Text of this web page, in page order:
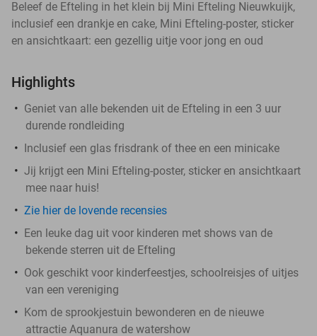
Beleef de Efteling in het klein bij Mini Efteling Nieuwkuijk,
inclusief een drankje en cake, Mini Efteling-poster, sticker
en ansichtkaart: een gezellig uitje voor jong en oud
Highlights
Geniet van alle bekenden uit de Efteling in een 3 uur
durende rondleiding
Inclusief een glas frisdrank of thee en een minicake
Jij krijgt een Mini Efteling-poster, sticker en ansichtkaart
mee naar huis!
Zie hier de lovende recensies
Een leuke dag uit voor kinderen met shows van de
bekende sterren uit de Efteling
Ook geschikt voor kinderfeestjes, schoolreisjes of uitjes
van een vereniging
Kom de sprookjestuin bewonderen en de nieuwe
attractie Aquanura de watershow